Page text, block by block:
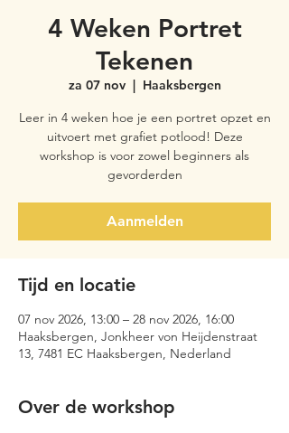
4 Weken Portret
Tekenen
za 07 nov
  |
Haaksbergen
Leer in 4 weken hoe je een portret opzet en
uitvoert met grafiet potlood! Deze
workshop is voor zowel beginners als
gevorderden
Aanmelden
Tijd en locatie
07 nov 2026, 13:00 – 28 nov 2026, 16:00
Haaksbergen, Jonkheer von Heijdenstraat
13, 7481 EC Haaksbergen, Nederland
Over de workshop